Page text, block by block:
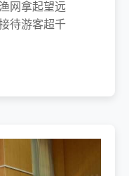
网拿起望远
待游客超千